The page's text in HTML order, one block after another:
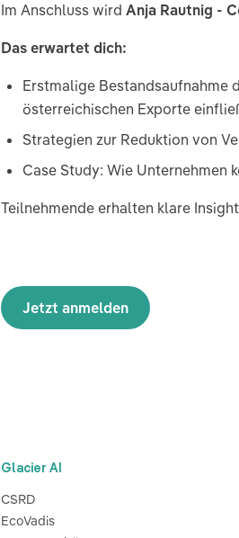
Im Anschluss wird Anja Rautnig -
Das erwartet dich:
Erstmalige Bestandsaufnahme
österreichischen Exporte
Strategien zur Reduktion von
Case Study: Wie Unternehmen
Teilnehmende erhalten klare
Jetzt anmelden
Glacier AI
CSRD
EcoVadis